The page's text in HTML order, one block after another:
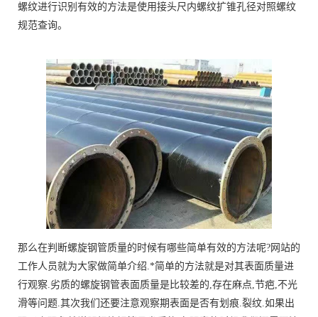
螺纹进行识别有效的方法是使用接头尺内螺纹扩锥孔径对照螺纹
规范查询。
那么在判断螺旋钢管质量的时候有哪些简单有效的方法呢?网站的
工作人员就为大家做简单介绍.*简单的方法就是对其表面质量进
行观察.劣质的螺旋钢管表面质量是比较差的,存在麻点,节疤,不光
滑等问题.其次我们还要注意观察期表面是否有划痕.裂纹.如果出